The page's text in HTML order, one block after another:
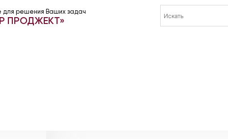
для решения Ваших задач
ПРОДЖЕКТ»